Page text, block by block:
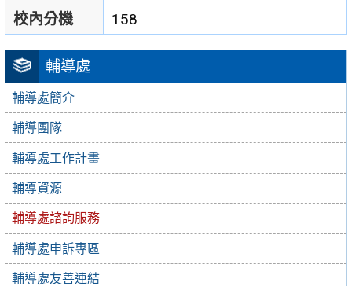
輔導處
輔導處簡介
輔導團隊
輔導處工作計畫
輔導資源
輔導處諮詢服務
輔導處申訴專區
輔導處友善連結
校內分機 158